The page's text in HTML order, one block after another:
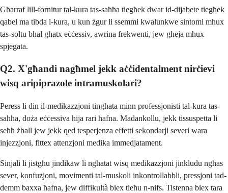
Għarraf lill-fornitur tal-kura tas-saħħa tiegħek dwar id-dijabete tiegħek
qabel ma tibda l-kura, u kun żgur li ssemmi kwalunkwe sintomi mhux
tas-soltu bħal għatx eċċessiv, awrina frekwenti, jew għeja mhux
spjegata.
Q2. X'għandi nagħmel jekk aċċidentalment nirċievi
wisq aripiprazole intramuskolari?
Peress li din il-medikazzjoni tingħata minn professjonisti tal-kura tas-
saħħa, doża eċċessiva hija rari ħafna. Madankollu, jekk tissuspetta li
seħħ żball jew jekk qed tesperjenza effetti sekondarji severi wara
injezzjoni, fittex attenzjoni medika immedjatament.
Sinjali li jistgħu jindikaw li ngħatat wisq medikazzjoni jinkludu ngħas
sever, konfużjoni, movimenti tal-muskoli inkontrollabbli, pressjoni tad-
demm baxxa ħafna, jew diffikultà biex tieħu n-nifs. Tistenna biex tara